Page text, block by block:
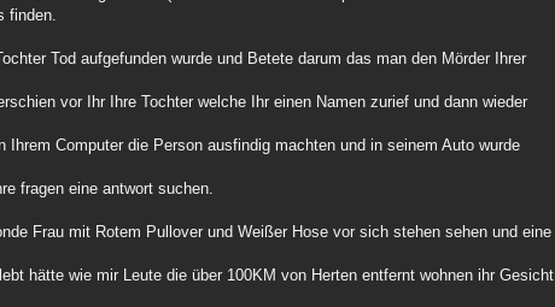
finden.
Tod aufgefunden wurde und Betete darum das man den Mörder Ihrer
vor Ihr Ihre Tochter welche Ihr einen Namen zurief und dann wieder
Computer die Person ausfindig machten und in seinem Auto wurde
fragen eine antwort suchen.
Frau mit Rotem Pullover und Weißer Hose vor sich stehen sehen und eine
hätte wie mir Leute die über 100KM von Herten entfernt wohnen ihr Gesicht